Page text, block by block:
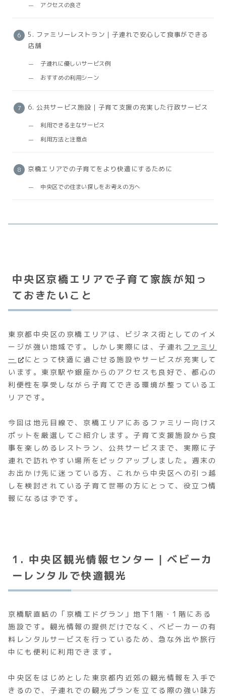
アクセスの良さ
5. ファミリーレストラン｜子連れで安心して食事ができる
店舗
子連れに優しいサービス例
おすすめの利用シーン
6. 公共サービス施設｜子育て支援の充実した行政サービス
利用できる主なサービス
利用方法と注意点
京橋エリアでの子育てをより快適にするために
中央区での住まい探しをお考えの方へ
中央区京橋エリアで子育て家族が知っ
ておきたいこと
東京都中央区の京橋エリアは、ビジネス街としてのイメ
ージが強い地域です。しかし実際には、子連れ ファミリ
ー
にとって快適に過ごせる施設やサービスが充実して
います。東京駅や銀座からのアクセスも良好で、都心の
利便性を享受しながら子育てできる環境が整っているエ
リアです。
今回は地元目線で、京橋エリアにあるファミリー向けス
ポットを厳選してご紹介します。子育て支援施設から食
事を楽しめるレストラン、公共サービスまで、実際に子
連れで訪れやすい場所をピックアップしました。週末の
お出かけ先に迷っている方、これから中央区への引っ越
しを検討されている子育て世帯の方にとって、役立つ情
報になるはずです。
1. 中央区観光情報センター｜ベビーカ
ーレンタルで快適観光
京橋駅直結の「京橋エドグラン」地下1階・1階にある
施設です。観光情報の提供だけでなく、ベビーカーの有
料レンタルサービスを行っているため、急な外出や旅行
中にも便利に利用できます。
中央区をはじめとした東京都内近郊の観光情報を入手で
きるので、子連れでの観光プランを立てる際の強い味方